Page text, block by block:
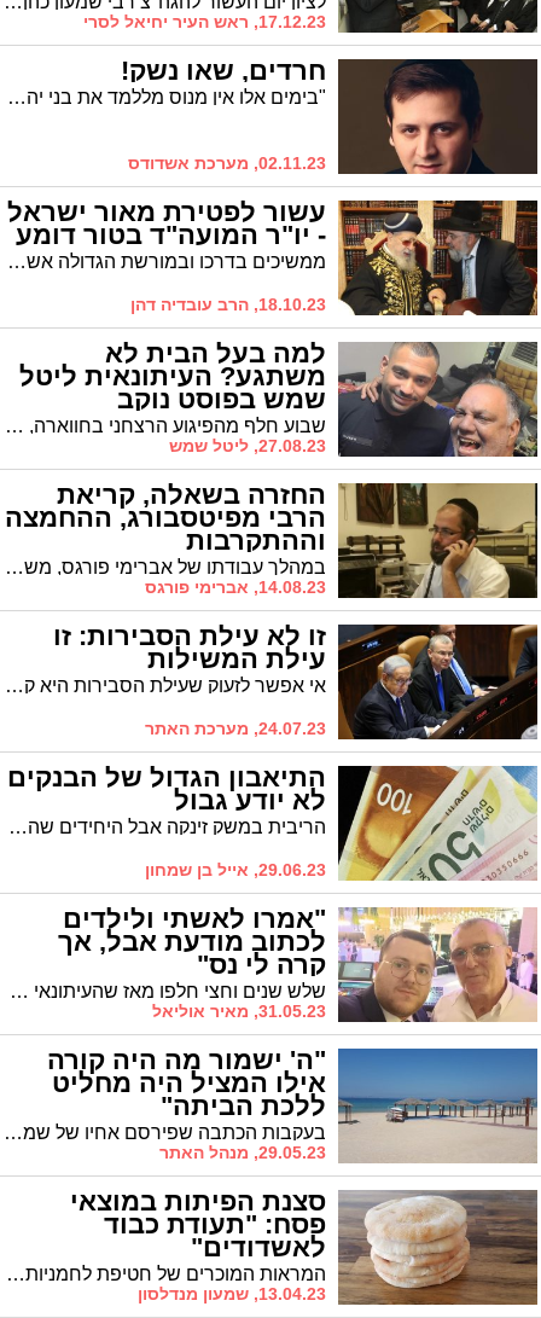
17.12.23, ראש העיר יחיאל לסרי
חרדים, שאו נשק!
"בימים אלו אין מנוס מללמד את בני יהודה קשת, ויפה שעה אחת קודם". איש התקשורת האשדודי קורא לחרדים להתחמש
02.11.23, מערכת אשדודס
עשור לפטירת מאור ישראל
- יו"ר המועה"ד בטור דומע
ממשיכים בדרכו ובמורשת הגדולה אשר הנחיל למען כלל עם ישראל לקרבם תחת כנפי השכינה בחיזוק ובאחדות / הרב עובדיה דהן
18.10.23, הרב עובדיה דהן
למה בעל הבית לא
משתגע? העיתונאית ליטל
שמש בפוסט נוקב
שבוע חלף מהפיגוע הרצחני בחווארה, בו נרצחו באכזריות שי סיילאס ניגרקר ובנו אביעד ניר תושבי אשדוד, העיתונאית ליטל שמש מערוץ 14 כותבת על הדוד והבן דוד שנרצחו, עלינו כחברה ועל הקלות בה כולם חוזרים לשגרה
27.08.23, ליטל שמש
החזרה בשאלה, קריאת
הרבי מפיטסבורג, ההחמצה
וההתקרבות
במהלך עבודתו של אברימי פורגס, משגיח כשרות מטעם המועצה הדתית, הוא נחשף לסיפורו המפעים של 'אברהם אבא', צעיר אשדודי שהתרחק מהדת וחזר בזכות הקריאה ששיגר הרבי מפיטסבורג זצ"ל באמצעות אביו. הסיפור המלא לפניכם
14.08.23, אברימי פורגס
זו לא עילת הסבירות: זו
עילת המשילות
אי אפשר לזעוק שעילת הסבירות היא קץ הדמוקרטיה ואסון לאומי ואז לנהל עליה משא ומתן שקרס בכלל בשל אי הסכמה בסוגיית ההקפאה. כי זו לא עילת הסבירות אלא שאלת המשילות. האם ישנה ממשלה והאם היא מסוגלת למשול
24.07.23, מערכת האתר
התיאבון הגדול של הבנקים
לא יודע גבול
הריבית במשק זינקה אבל היחידים שהרוויחו מזה הם כרגיל הבנקים עם רווח נקי מצרפי של 6 מיליארד שקל ברבעון הראשון. כן 6 מיליארד שקל ב-3 חודשים, כלומר 2 מיליארד שקל בחודש! אבל בשיטה החזירית של בנקים הם לוקחים יותר אבל לא נותנים יותר לאלו שהפקידו אצלם את הכספים שבזכותם הם יכולים לתת לאחרים. עכשיו כשהחלו להכריח לתת, הם מתחכמים באופן שמעליב את האינטילגנציה שלנו. מי יעצור את התיאבון של הבנקים שלא יודעים שובע?
29.06.23, אייל בן שמחון
"אמרו לאשתי ולילדים
לכתוב מודעת אבל, אך
קרה לי נס"
שלש שנים וחצי חלפו מאז שהעיתונאי האשדודי מאיר אוליאל הרים משדר מיוחד לטובת אחד החולים הקריטיים הראשונים של הקורונה שאושפז באסותא-אשדוד והיטלטל בין חיים למוות * אמש הם נפגשו וסגרו מעגל
31.05.23, מאיר אוליאל
"ה' ישמור מה היה קורה
אילו המציל היה מחליט
ללכת הביתה"
בעקבות הכתבה שפירסם אחיו של שמעון לסרי ז"ל שטבע בים לפני 7 שנים, משתף אחד הקוראים, אריאל יצחק, את המקרה שהוא היה עד לו רק לפני שבוע וחצי בחוף הנפרד: "אחד המתרחצים טבע, רק בנס המציל – שנשאר כי הוא פשוט לא היה מסוגל ללכת - עוד היה באיזור וחייו ניצלו"
29.05.23, מנהל האתר
סצנת הפיתות במוצאי
פסח: "תעודת כבוד
לאשדודים"
המראות המוכרים של חטיפת לחמניות שנמכרות במחיר מופקע, לא נראים בעיר. לדעתי, זה מהווה אות כבוד לעיר / הערה לסדר
13.04.23, שמעון מנדלסון